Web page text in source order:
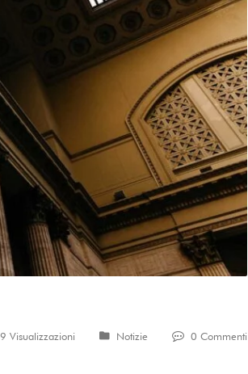
Visualizzazioni Notizie 0 Commenti